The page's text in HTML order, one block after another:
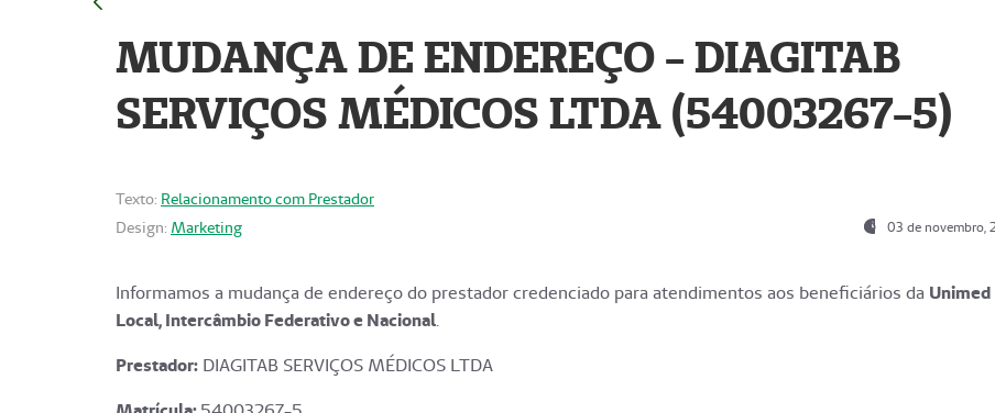
MUDANÇA DE ENDEREÇO - DIAGITAB
SERVIÇOS MÉDICOS LTDA (54003267-5)
Texto: Relacionamento com Prestador
Design: Marketing 03 de novembro,
Informamos a mudança de endereço do prestador credenciado para atendimentos aos beneficiários da Unimed
Local, Intercâmbio Federativo e Nacional.
Prestador: DIAGITAB SERVIÇOS MÉDICOS LTDA